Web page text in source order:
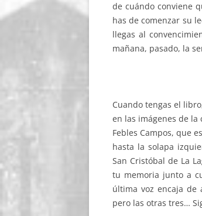
de cuándo conviene
has de comenzar su
llegas al
mañana, pasado, la
Cuando tengas el
en las imágenes de
Febles Campos, que
hasta la solapa
San Cristóbal de La
tu memoria junto a
última voz encaja de
pero las otras tres…